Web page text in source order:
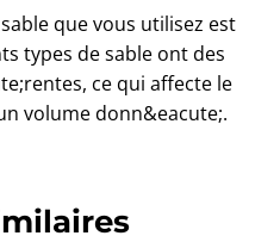
que vous utilisez est
types de sable ont des
ce qui affecte le
volume donn&eacute;.